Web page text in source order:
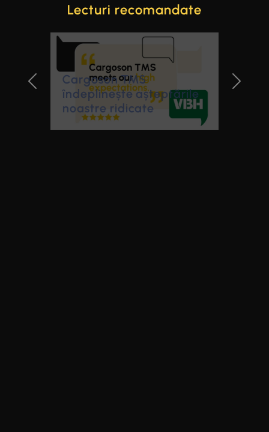
Lecturi recomandate
Cargoson TMS
îndeplinește așteptările
noastre ridicate
Previous Slide Next